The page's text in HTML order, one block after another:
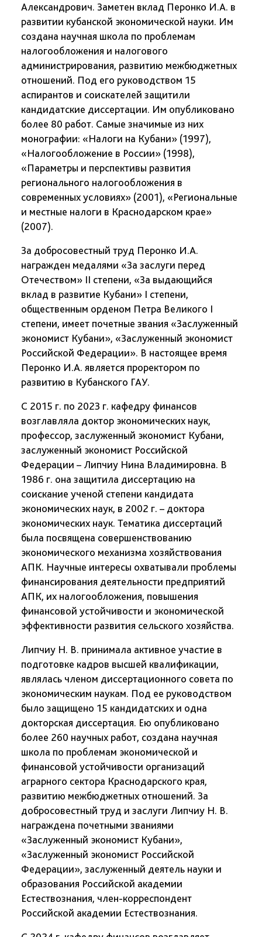
Александрович. Заметен вклад Перонко И.А. в
развитии кубанской экономической науки. Им
создана научная школа по проблемам
налогообложения и налогового
администрирования, развитию межбюджетных
отношений. Под его руководством 15
аспирантов и соискателей защитили
кандидатские диссертации. Им опубликовано
более 80 работ. Самые значимые из них
монографии: «Налоги на Кубани» (1997),
«Налогообложение в России» (1998),
«Параметры и перспективы развития
регионального налогообложения в
современных условиях» (2001), «Региональные
и местные налоги в Краснодарском крае»
(2007).
За добросовестный труд Перонко И.А.
награжден медалями «За заслуги перед
Отечеством» II степени, «За выдающийся
вклад в развитие Кубани» I степени,
общественным орденом Петра Великого I
степени, имеет почетные звания «Заслуженный
экономист Кубани», «Заслуженный экономист
Российской Федерации». В настоящее время
Перонко И.А. является проректором по
развитию в Кубанского ГАУ.
С 2015 г. по 2023 г. кафедру финансов
возглавляла доктор экономических наук,
профессор, заслуженный экономист Кубани,
заслуженный экономист Российской
Федерации – Липчиу Нина Владимировна. В
1986 г. она защитила диссертацию на
соискание ученой степени кандидата
экономических наук, в 2002 г. – доктора
экономических наук. Тематика диссертаций
была посвящена совершенствованию
экономического механизма хозяйствования
АПК. Научные интересы охватывали проблемы
финансирования деятельности предприятий
АПК, их налогообложения, повышения
финансовой устойчивости и экономической
эффективности развития сельского хозяйства.
Липчиу Н. В. принимала активное участие в
подготовке кадров высшей квалификации,
являлась членом диссертационного совета по
экономическим наукам. Под ее руководством
было защищено 15 кандидатских и одна
докторская диссертация. Ею опубликовано
более 260 научных работ, создана научная
школа по проблемам экономической и
финансовой устойчивости организаций
аграрного сектора Краснодарского края,
развитию межбюджетных отношений. За
добросовестный труд и заслуги Липчиу Н. В.
награждена почетными званиями
«Заслуженный экономист Кубани»,
«Заслуженный экономист Российской
Федерации», заслуженный деятель науки и
образования Российской академии
Естествознания, член-корреспондент
Российской академии Естествознания.